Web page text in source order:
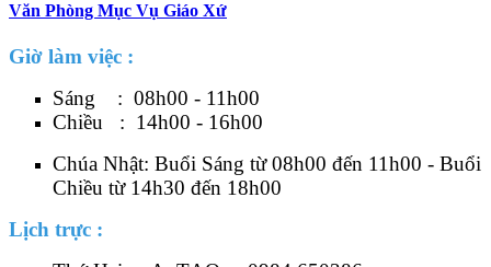
Văn Phòng Mục Vụ Giáo Xứ
Giờ làm việc :
Sáng : 08h00 - 11h00
Chiều : 14h00 - 16h00
Chúa Nhật: Buổi Sáng từ 08h00 đến 11h00 - Buổi
Chiều từ 14h30 đến 18h00
Lịch trực :